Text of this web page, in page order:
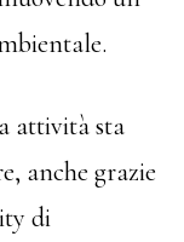
attività sta
anche grazie
di